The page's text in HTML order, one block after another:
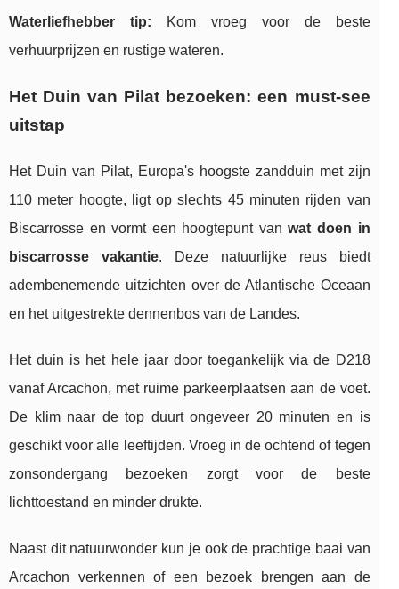
Waterliefhebber tip: Kom vroeg voor de beste
verhuurprijzen en rustige wateren.
Het Duin van Pilat bezoeken: een must-see
uitstap
Het Duin van Pilat, Europa's hoogste zandduin met zijn
110 meter hoogte, ligt op slechts 45 minuten rijden van
Biscarrosse en vormt een hoogtepunt vanwat doen in
biscarrosse vakantie. Deze natuurlijke reus biedt
adembenemende uitzichten over de Atlantische Oceaan
en het uitgestrekte dennenbos van de Landes.
Het duin is het hele jaar door toegankelijk via de D218
vanaf Arcachon, met ruime parkeerplaatsen aan de voet.
De klim naar de top duurt ongeveer 20 minuten en is
geschikt voor alle leeftijden. Vroeg in de ochtend of tegen
zonsondergang bezoeken zorgt voor de beste
lichttoestand en minder drukte.
Naast dit natuurwonder kun je ook de prachtige baai van
Arcachon verkennen of een bezoek brengen aan de